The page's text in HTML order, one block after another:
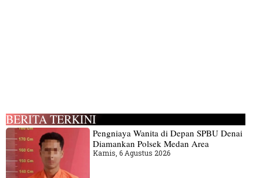
BERITA TERKINI
Pengniaya Wanita di Depan SPBU Denai
Diamankan Polsek Medan Area
Kamis, 6 Agustus 2026